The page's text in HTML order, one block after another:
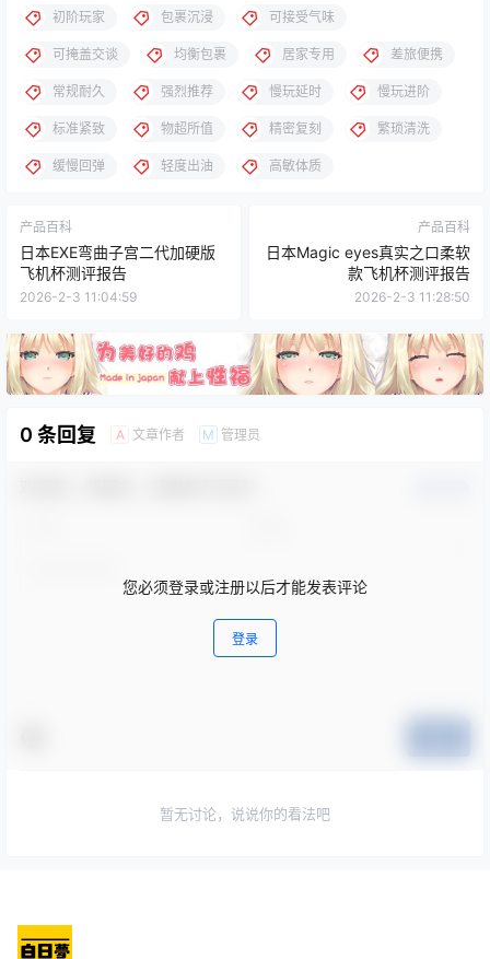
初阶玩家 包裹沉浸 可接受气味
可掩盖交谈 均衡包裹 居家专用 差旅便携
常规耐久 强烈推荐 慢玩延时 慢玩进阶
标准紧致 物超所值 精密复刻 繁琐清洗
缓慢回弹 轻度出油 高敏体质
产品百科
日本EXE弯曲子宫二代加硬版
飞机杯测评报告
2026-2-3 11:04:59
产品百科
日本Magic eyes真实之口柔软
款飞机杯测评报告
2026-2-3 11:28:50
0 条回复 A 文章作者 M 管理员
您必须登录或注册以后才能发表评论
登录
暂无讨论，说说你的看法吧